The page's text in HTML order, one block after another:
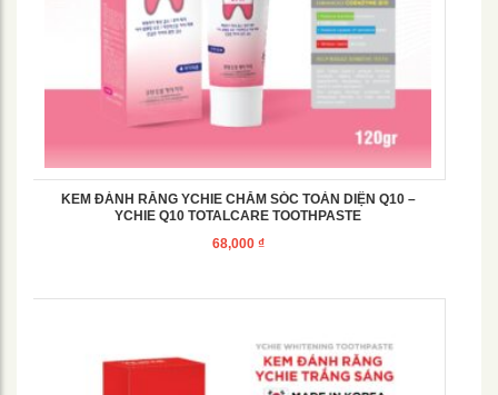
KEM ĐÁNH RĂNG YCHIE CHĂM SÓC TOÀN DIỆN Q10 –
YCHIE Q10 TOTALCARE TOOTHPASTE
68,000 ₫